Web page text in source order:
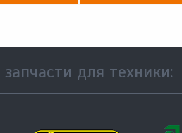
для техники: